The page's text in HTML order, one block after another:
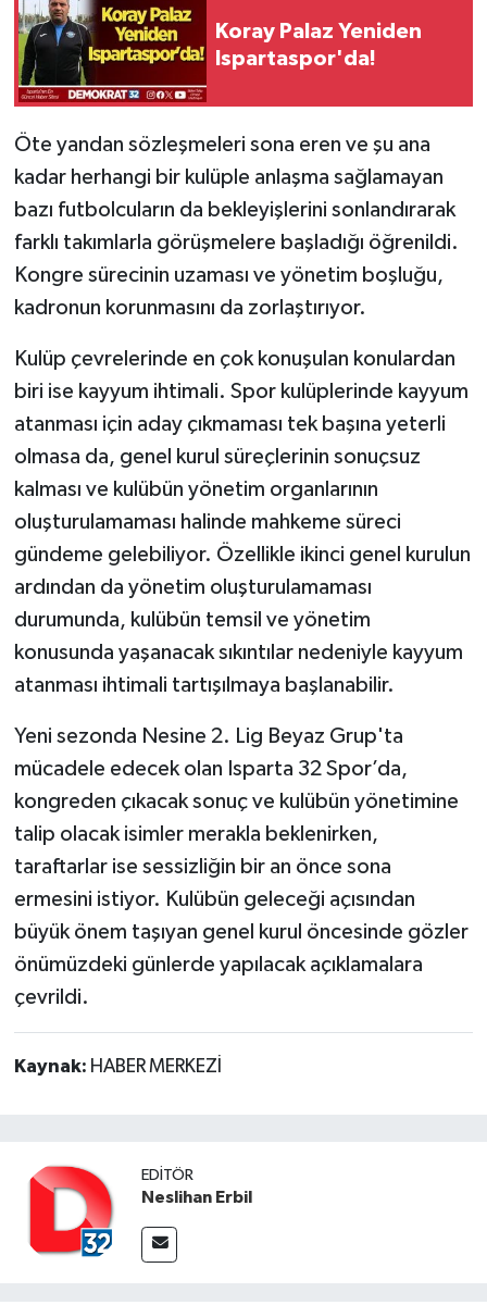
Koray Palaz Yeniden
Ispartaspor'da!
Öte yandan sözleşmeleri sona eren ve şu ana
kadar herhangi bir kulüple anlaşma sağlamayan
bazı futbolcuların da bekleyişlerini sonlandırarak
farklı takımlarla görüşmelere başladığı öğrenildi.
Kongre sürecinin uzaması ve yönetim boşluğu,
kadronun korunmasını da zorlaştırıyor.
Kulüp çevrelerinde en çok konuşulan konulardan
biri ise kayyum ihtimali. Spor kulüplerinde kayyum
atanması için aday çıkmaması tek başına yeterli
olmasa da, genel kurul süreçlerinin sonuçsuz
kalması ve kulübün yönetim organlarının
oluşturulamaması halinde mahkeme süreci
gündeme gelebiliyor. Özellikle ikinci genel kurulun
ardından da yönetim oluşturulamaması
durumunda, kulübün temsil ve yönetim
konusunda yaşanacak sıkıntılar nedeniyle kayyum
atanması ihtimali tartışılmaya başlanabilir.
Yeni sezonda Nesine 2. Lig Beyaz Grup'ta
mücadele edecek olan Isparta 32 Spor’da,
kongreden çıkacak sonuç ve kulübün yönetimine
talip olacak isimler merakla beklenirken,
taraftarlar ise sessizliğin bir an önce sona
ermesini istiyor. Kulübün geleceği açısından
büyük önem taşıyan genel kurul öncesinde gözler
önümüzdeki günlerde yapılacak açıklamalara
çevrildi.
Kaynak: HABER MERKEZİ
EDITÖR
Neslihan Erbil